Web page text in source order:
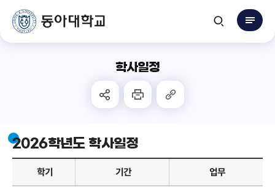
학사일정
2026학년도 학사일정
학기 기간 업무